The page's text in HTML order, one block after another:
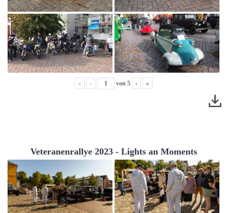
« ‹ von 5 › »
Veteranenrallye 2023 - Lights an Moments